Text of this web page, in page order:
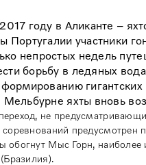
году в Аликанте –
Португалии участники
непростых недель
борьбу в ледяных
яхты вновь
не
соревнований
Мыс Горн, наиболее